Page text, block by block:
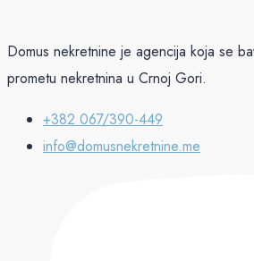
Domus nekretnine je agencija koja se
prometu nekretnina u Crnoj Gori.
+382 067/390-449
info@domusnekretnine.me